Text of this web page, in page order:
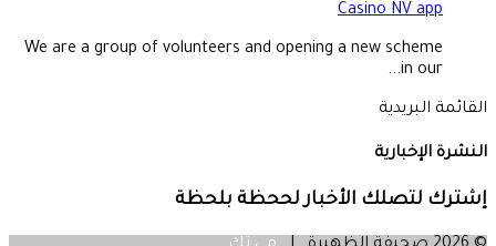
Casino NV app
We are a group of volunteers and opening a new scheme
in our...
القائمة البريدية
النشرة الإخبارية
إشترك لتصلك الأخبار لححظة بلحظة